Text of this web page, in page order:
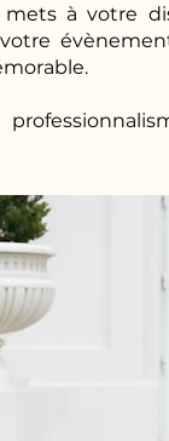
à votre